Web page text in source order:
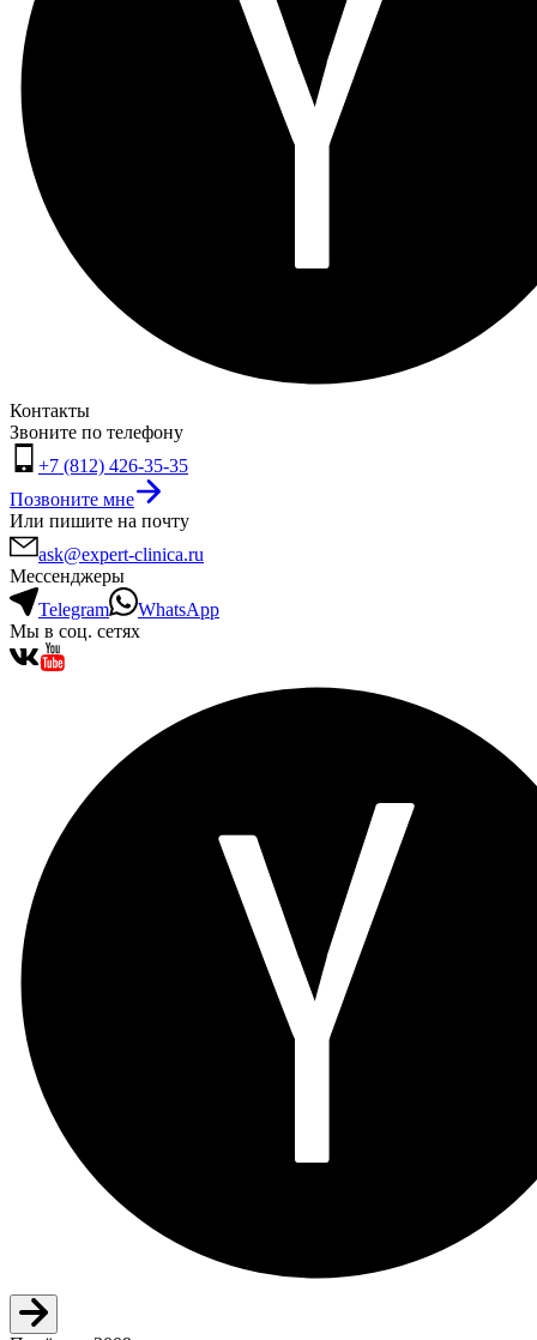
Контакты
Звоните по телефону
+7 (812) 426-35-35
Позвоните мне
Или пишите на почту
ask@expert-clinica.ru
Мессенджеры
Telegram
WhatsApp
Мы в соц. сетях